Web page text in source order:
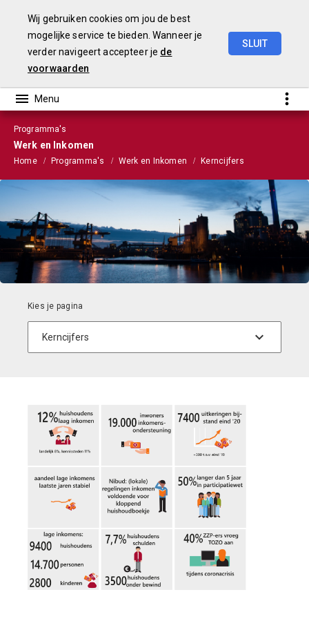
Wij gebruiken cookies om jou de best
mogelijke service te bieden. Wanneer je
verder navigeert accepteer je de
voorwaarden
SLUIT
Programma's
Werk en Inkomen
Home Programma's Werk en Inkomen Kerncijfers